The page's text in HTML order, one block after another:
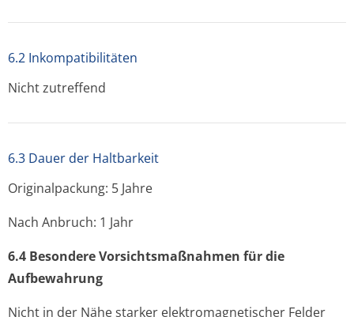
6.2 Inkompatibilitäten
Nicht zutreffend
6.3 Dauer der Haltbarkeit
Originalpackung: 5 Jahre
Nach Anbruch: 1 Jahr
6.4 Besondere Vorsichtsmaßnahmen für die
Aufbewahrung
Nicht in der Nähe starker elektromagnetischer Felder